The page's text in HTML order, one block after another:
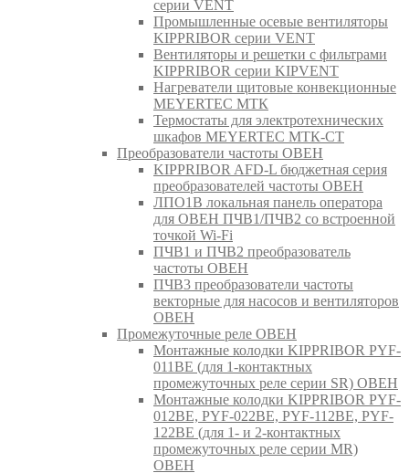
серии VENT
Промышленные осевые вентиляторы
KIPPRIBOR серии VENT
Вентиляторы и решетки с фильтрами
KIPPRIBOR серии KIPVENT
Нагреватели щитовые конвекционные
MEYERTEC МТК
Термостаты для электротехнических
шкафов MEYERTEC МТК-СТ
Преобразователи частоты ОВЕН
KIPPRIBOR AFD-L бюджетная серия
преобразователей частоты ОВЕН
ЛПО1В локальная панель оператора
для ОВЕН ПЧВ1/ПЧВ2 со встроенной
точкой Wi-Fi
ПЧВ1 и ПЧВ2 преобразователь
частоты ОВЕН
ПЧВ3 преобразователи частоты
векторные для насосов и вентиляторов
ОВЕН
Промежуточные реле ОВЕН
Монтажные колодки KIPPRIBOR PYF-
011BE (для 1-контактных
промежуточных реле серии SR) ОВЕН
Монтажные колодки KIPPRIBOR PYF-
012BE, PYF-022BE, PYF-112BE, PYF-
122BE (для 1- и 2-контактных
промежуточных реле серии MR)
ОВЕН